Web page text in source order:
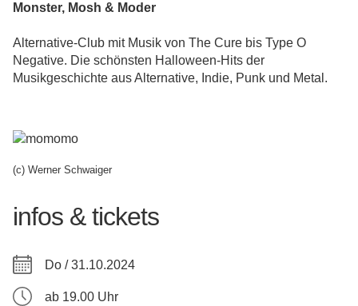
Monster, Mosh & Moder
Alternative-Club mit Musik von The Cure bis Type O
Negative. Die schönsten Halloween-Hits der
Musikgeschichte aus Alternative, Indie, Punk und Metal.
(c) Werner Schwaiger
infos & tickets
Do / 31.10.2024
ab 19.00 Uhr